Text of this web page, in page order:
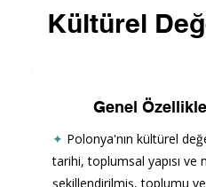
Kültürel
Genel
✦ Polonya'nın kültürel
tarihi, toplumsal yapısı ve
şekillendirilmiş, toplumu